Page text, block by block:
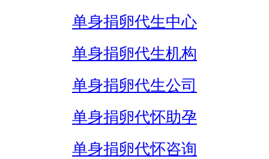
单身捐卵代生中心
单身捐卵代生机构
单身捐卵代生公司
单身捐卵代怀助孕
单身捐卵代怀咨询